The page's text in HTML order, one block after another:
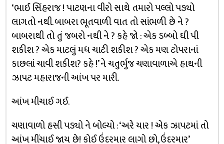
‘ભાઈ સિંહરાજ ! પાટણના વીરો સાથે તમારો પલ્લો પડ્યો
લાગતો નથી. બાબરા ભૂતવાળી વાત તો સાંભળી છે ને ?
બાબરાથી તો તું જબરો નથી ને ? કહે જો : એક ડબ્બો ઘી પી
શકીશ ? એક માટલું મધ ચાટી શકીશ ? એક મણ ટોપરાનાં
કાછલાં ચાવી શકીશ? કહે !’ ને ચતુર્ભુજ ચણાવાળાએ હાથની
ઝાપટ મહારાજની આંખ પર મારી.
આંખ મીચાઈ ગઈ.
ચણાવાળો હસી પડ્યો ને બોલ્યો : ‘અરે યાર ! એક ઝાપટમાં તો
આંખ મીંચાઈ જાય છે! કોઈ ઉંદરમાર લાગો છો, ઉંદરમાર’